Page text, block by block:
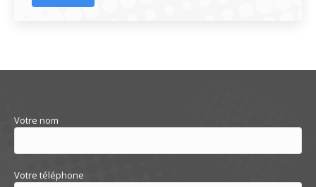
Votre nom
Votre téléphone